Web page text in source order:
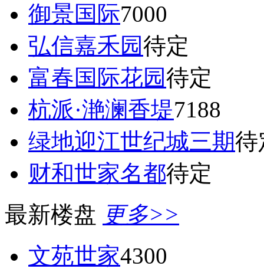
御景国际7000
弘信嘉禾园待定
富春国际花园待定
杭派·滟澜香堤7188
绿地迎江世纪城三期待
财和世家名都待定
最新楼盘 更多>>
文苑世家4300